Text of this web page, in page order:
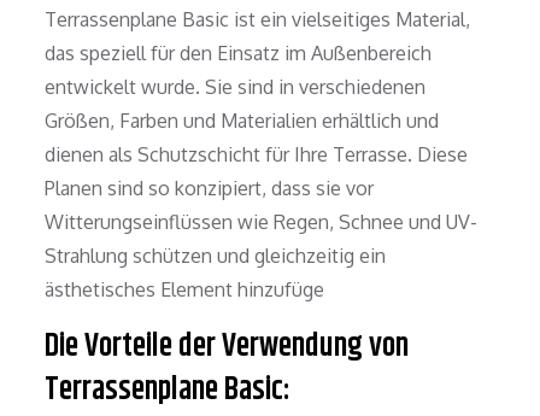
Terrassenplane Basic ist ein vielseitiges Material,
das speziell für den Einsatz im Außenbereich
entwickelt wurde. Sie sind in verschiedenen
Größen, Farben und Materialien erhältlich und
dienen als Schutzschicht für Ihre Terrasse. Diese
Planen sind so konzipiert, dass sie vor
Witterungseinflüssen wie Regen, Schnee und UV-
Strahlung schützen und gleichzeitig ein
ästhetisches Element hinzufüge
Die Vorteile der Verwendung von
Terrassenplane Basic: